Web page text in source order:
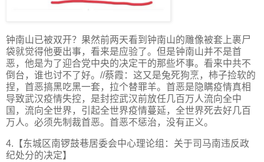
钟南山已被双开？果然前两天看到钟南山的雕像被套上裹尸
袋就觉得他要出事，看来是应验了。但是钟南山并不是首
恶，他是为了迎合党中央的决定干的那些坏事。看来中共不
倒台，谁也讨不了好。//蔡霞：这又是兔死狗烹，柿子捡软的
捏，首恶搞黑吃黑一套，拉个替罪羊。首恶是隐瞒疫情真相
导致武汉疫情失控，是封控武汉前放任几百万人流向全中
国，流向全世界，引起全世界疫情蔓延，全世界死去好几百
万人。必须先制裁首恶。首恶不惩治，没有正义。
4.【东城区南锣鼓巷居委会中心理论组：关于司马南违反政
纪处分的决定】